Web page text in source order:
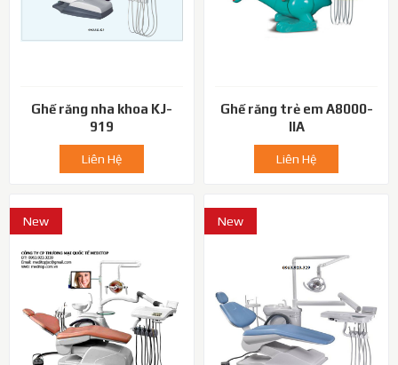
Ghế răng nha khoa KJ-
919
Liên Hệ
Ghế răng trẻ em A8000-
IIA
Liên Hệ
New New